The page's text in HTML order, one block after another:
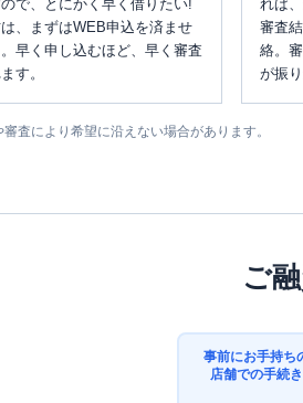
で、とにかく早く借りたい!
、まずはWEB申込を済ませ
早く申し込むほど、早く審査
す。
れば
審査
絡。
が振
査により希望に沿えない場合があります。
ご
事前にお手持ち
店舗での手続